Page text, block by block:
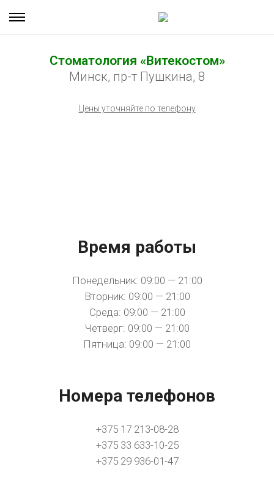
Стоматология «Витекостом»
Минск, пр-т Пушкина, 8
Цены уточняйте по телефону
Время работы
Понедельник: 09:00 — 21:00
Вторник: 09:00 — 21:00
Среда: 09:00 — 21:00
Четверг: 09:00 — 21:00
Пятница: 09:00 — 21:00
Номера телефонов
+375 17 213-08-28
+375 33 633-10-25
+375 29 936-01-47